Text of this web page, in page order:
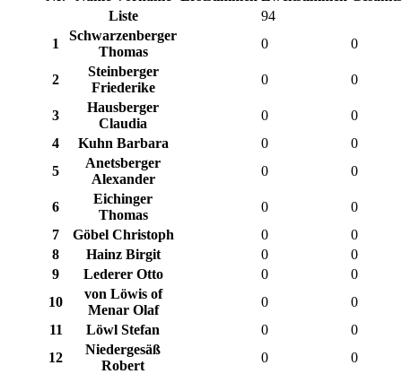
Liste
94
1
Schwarzenberger
Thomas
0 0
2
Steinberger
Friederike
0 0
3
Hausberger
Claudia
0
0
4
Kuhn Barbara 0
0
5
Anetsberger
Alexander
0 0
6
Eichinger
Thomas
0
0
7
Göbel Christoph 0
0
8
Hainz Birgit 0
0
9
Lederer Otto 0
0
10
von Löwis of
Menar Olaf
0
0
11
Löwl Stefan 0
0
12
Niedergesäß
Robert
0
0